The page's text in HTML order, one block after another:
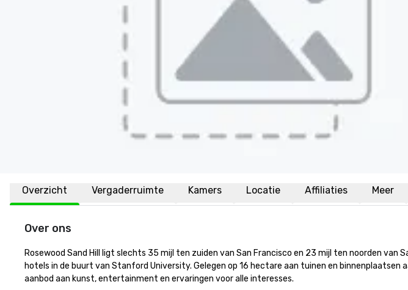
Overzicht Vergaderruimte Kamers Locatie Affiliaties Meer
Over ons
Rosewood Sand Hill ligt slechts 35 mijl ten zuiden van San Francisco en 23 mijl ten noorden van
hotels in de buurt van Stanford University. Gelegen op 16 hectare aan tuinen en
aanbod aan kunst, entertainment en ervaringen voor alle interesses.